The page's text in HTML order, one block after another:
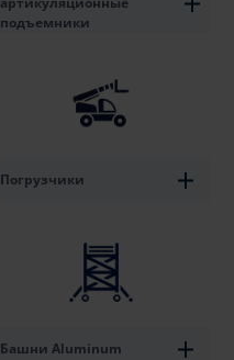
подъемники
Погрузчики
Башни Aluminum